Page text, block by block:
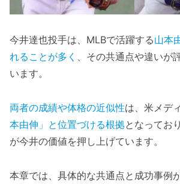
今井達也投手は、MLBで活躍する山本
れることが多く 、その共通点や違いが
います。
両者の成績や体格の近似性は、米メデ
本由伸」と位置づける根拠となってお
が今井の価値を押し上げています。
本章では、具体的な共通点と成功事例